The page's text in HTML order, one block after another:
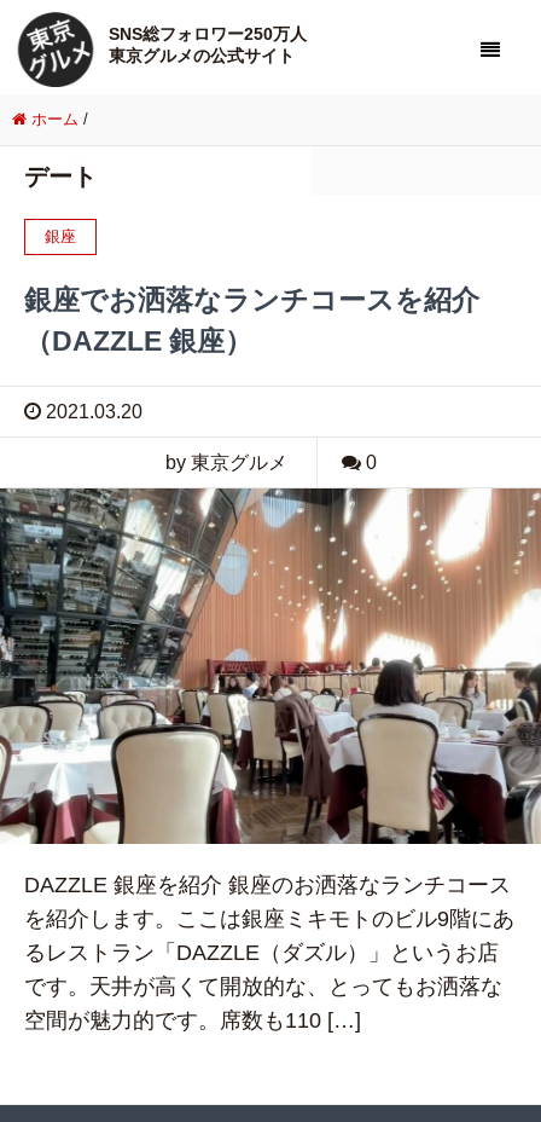
SNS総フォロワー250万人
東京グルメの公式サイト
ホーム /
デート
銀座
銀座でお洒落なランチコースを紹介
（DAZZLE 銀座）
2021.03.20
by 東京グルメ 0
DAZZLE 銀座を紹介 銀座のお洒落なランチコース
を紹介します。ここは銀座ミキモトのビル9階にあ
るレストラン「DAZZLE（ダズル）」というお店
です。天井が高くて開放的な、とってもお洒落な
空間が魅力的です。席数も110 […]